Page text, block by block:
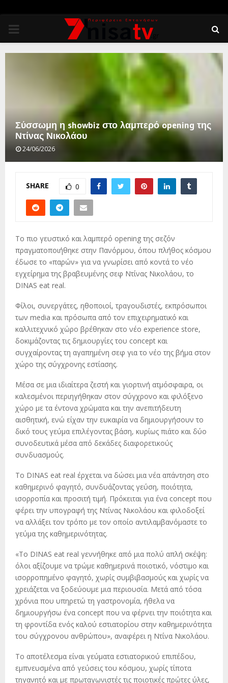
PRIMARY
MENU
Σύσσωμη η showbiz στο λαμπερό opening της
Ντίνας Νικολάου
24/06/2026
SHARE 0
Το πιο γευστικό και λαμπερό opening της σεζόν
πραγματοποιήθηκε στην Πανόρμου, όπου πλήθος κόσμου
έδωσε το «παρών» για να γνωρίσει από κοντά το νέο
εγχείρημα της βραβευμένης σεφ Ντίνας Νικολάου, το
DINAS eat real.
Φίλοι, συνεργάτες, ηθοποιοί, τραγουδιστές, εκπρόσωποι
των media και πρόσωπα από τον επιχειρηματικό και
καλλιτεχνικό χώρο βρέθηκαν στο νέο experience store,
δοκιμάζοντας τις δημιουργίες του concept και
συγχαίροντας τη αγαπημένη σεφ για το νέο της βήμα στον
χώρο της σύγχρονης εστίασης.
Μέσα σε μια ιδιαίτερα ζεστή και γιορτινή ατμόσφαιρα, οι
καλεσμένοι περιηγήθηκαν στον σύγχρονο και φιλόξενο
χώρο με τα έντονα χρώματα και την ανεπιτήδευτη
αισθητική, ενώ είχαν την ευκαιρία να δημιουργήσουν το
δικό τους γεύμα επιλέγοντας βάση, κυρίως πιάτο και δύο
συνοδευτικά μέσα από δεκάδες διαφορετικούς
συνδυασμούς.
Το DINAS eat real έρχεται να δώσει μια νέα απάντηση στο
καθημερινό φαγητό, συνδυάζοντας γεύση, ποιότητα,
ισορροπία και προσιτή τιμή. Πρόκειται για ένα concept που
φέρει την υπογραφή της Ντίνας Νικολάου και φιλοδοξεί
να αλλάξει τον τρόπο με τον οποίο αντιλαμβανόμαστε το
γεύμα της καθημερινότητας.
«Το DINAS eat real γεννήθηκε από μια πολύ απλή σκέψη:
όλοι αξίζουμε να τρώμε καθημερινά ποιοτικό, νόστιμο και
ισορροπημένο φαγητό, χωρίς συμβιβασμούς και χωρίς να
χρειάζεται να ξοδεύουμε μια περιουσία. Μετά από τόσα
χρόνια που υπηρετώ τη γαστρονομία, ήθελα να
δημιουργήσω ένα concept που να φέρνει την ποιότητα και
τη φροντίδα ενός καλού εστιατορίου στην καθημερινότητα
του σύγχρονου ανθρώπου», αναφέρει η Ντίνα Νικολάου.
Το αποτέλεσμα είναι γεύματα εστιατορικού επιπέδου,
εμπνευσμένα από γεύσεις του κόσμου, χωρίς τίποτα
τηγανητό και με πρωταγωνιστές τις ποιοτικές πρώτες ύλες,